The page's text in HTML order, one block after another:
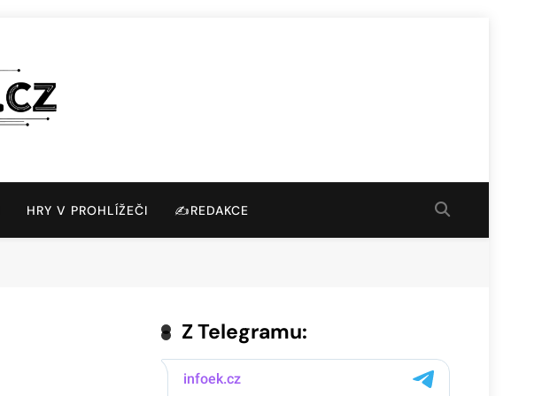
HRY V PROHLÍŽEČI ✍️REDAKCE
Z Telegramu: